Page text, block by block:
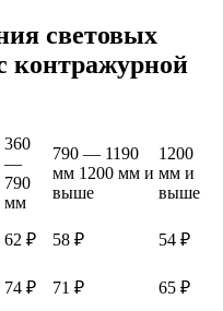
световых
контражурной
360
—
790
мм
790 — 1190
мм 1200 мм и
выше
1200
мм и
выше
62 ₽ 58 ₽ 54 ₽
74 ₽ 71 ₽ 65 ₽